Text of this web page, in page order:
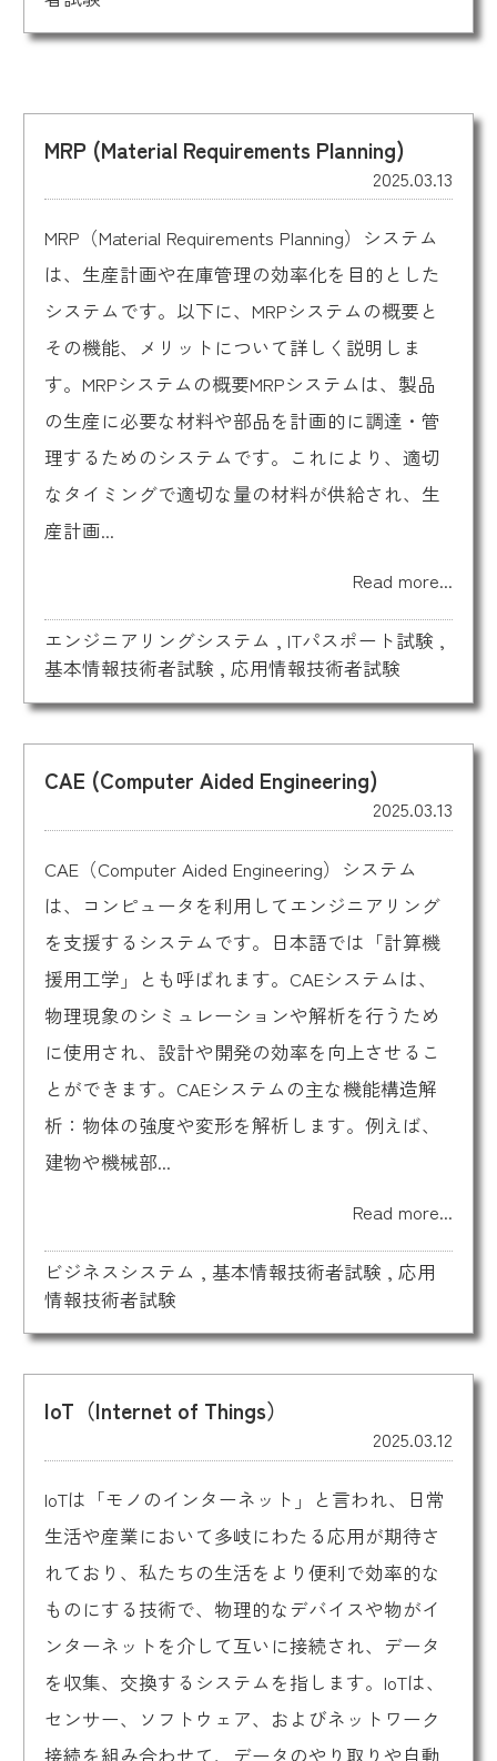
MRP (Material Requirements Planning)
2025.03.13
MRP（Material Requirements Planning）システム
は、生産計画や在庫管理の効率化を目的とした
システムです。以下に、MRPシステムの概要と
その機能、メリットについて詳しく説明しま
す。MRPシステムの概要MRPシステムは、製品
の生産に必要な材料や部品を計画的に調達・管
理するためのシステムです。これにより、適切
なタイミングで適切な量の材料が供給され、生
産計画...
Read more...
エンジニアリングシステム , ITパスポート試験 ,
基本情報技術者試験 , 応用情報技術者試験
CAE (Computer Aided Engineering)
2025.03.13
CAE（Computer Aided Engineering）システム
は、コンピュータを利用してエンジニアリング
を支援するシステムです。日本語では「計算機
援用工学」とも呼ばれます。CAEシステムは、
物理現象のシミュレーションや解析を行うため
に使用され、設計や開発の効率を向上させるこ
とができます。CAEシステムの主な機能構造解
析：物体の強度や変形を解析します。例えば、
建物や機械部...
Read more...
ビジネスシステム , 基本情報技術者試験 , 応用
情報技術者試験
IoT（Internet of Things）
2025.03.12
IoTは「モノのインターネット」と言われ、日常
生活や産業において多岐にわたる応用が期待さ
れており、私たちの生活をより便利で効率的な
ものにする技術で、物理的なデバイスや物がイ
ンターネットを介して互いに接続され、データ
を収集、交換するシステムを指します。IoTは、
センサー、ソフトウェア、およびネットワーク
接続を組み合わせて、データのやり取りや自動